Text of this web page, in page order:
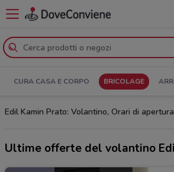
CURA CASA E CORPO BRICOLAGE
Edil Kamin Prato: Volantino, Orari di
Ultime offerte del volantino